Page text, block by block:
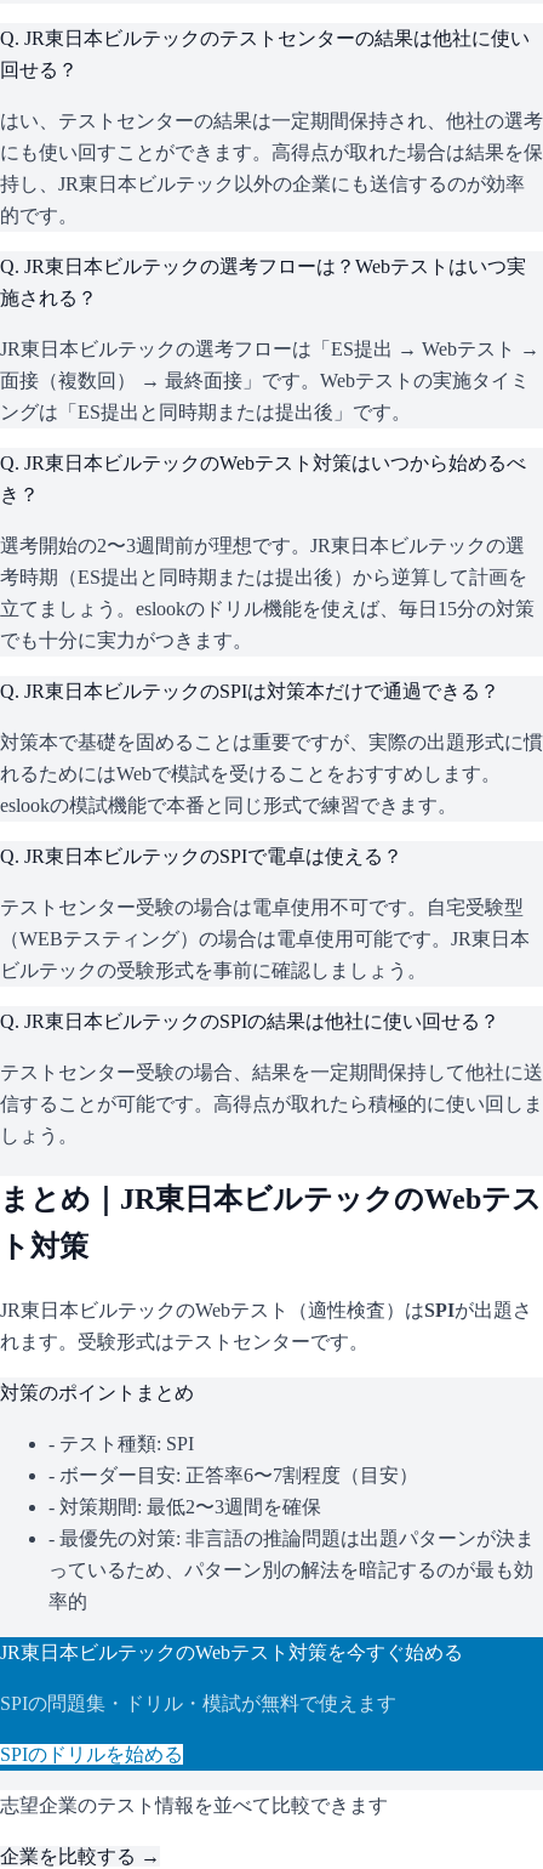
Q. JR東日本ビルテックのテストセンターの結果は他社に使い
回せる？
はい、テストセンターの結果は一定期間保持され、他社の選考
にも使い回すことができます。高得点が取れた場合は結果を保
持し、JR東日本ビルテック以外の企業にも送信するのが効率
的です。
Q. JR東日本ビルテックの選考フローは？Webテストはいつ実
施される？
JR東日本ビルテックの選考フローは「ES提出 → Webテスト →
面接（複数回） → 最終面接」です。Webテストの実施タイミ
ングは「ES提出と同時期または提出後」です。
Q. JR東日本ビルテックのWebテスト対策はいつから始めるべ
き？
選考開始の2〜3週間前が理想です。JR東日本ビルテックの選
考時期（ES提出と同時期または提出後）から逆算して計画を
立てましょう。eslookのドリル機能を使えば、毎日15分の対策
でも十分に実力がつきます。
Q. JR東日本ビルテックのSPIは対策本だけで通過できる？
対策本で基礎を固めることは重要ですが、実際の出題形式に慣
れるためにはWebで模試を受けることをおすすめします。
eslookの模試機能で本番と同じ形式で練習できます。
Q. JR東日本ビルテックのSPIで電卓は使える？
テストセンター受験の場合は電卓使用不可です。自宅受験型
（WEBテスティング）の場合は電卓使用可能です。JR東日本
ビルテックの受験形式を事前に確認しましょう。
Q. JR東日本ビルテックのSPIの結果は他社に使い回せる？
テストセンター受験の場合、結果を一定期間保持して他社に送
信することが可能です。高得点が取れたら積極的に使い回しま
しょう。
まとめ｜ JR東日本ビルテックのWebテス
ト対策
JR東日本ビルテックのWebテスト（適性検査）はSPIが出題さ
れます。 受験形式はテストセンターです。
対策のポイントまとめ
- テスト種類: SPI
- ボーダー目安: 正答率6〜7割程度（目安）
- 対策期間: 最低2〜3週間を確保
- 最優先の対策: 非言語の推論問題は出題パターンが決ま
っているため、パターン別の解法を暗記するのが最も効
率的
JR東日本ビルテックのWebテスト対策を今すぐ始める
SPIの問題集・ドリル・模試が無料で使えます
SPIのドリルを始める
志望企業のテスト情報を並べて比較できます
企業を比較する →